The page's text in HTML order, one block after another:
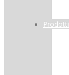
Prodotti